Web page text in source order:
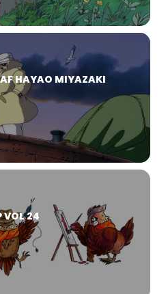
HAYAO MIYAZAKI
VOL 24